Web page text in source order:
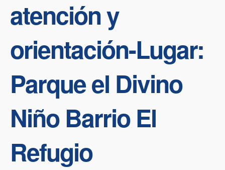
atención y
orientación-Lugar:
Parque el Divino
Niño Barrio El
Refugio